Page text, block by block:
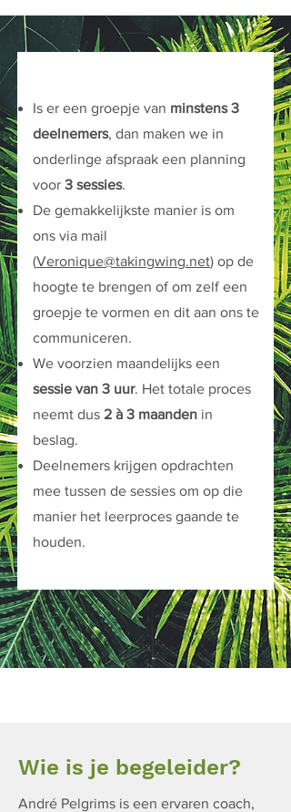
Is er een groepje van minstens 3
deelnemers, dan maken we in
onderlinge afspraak een planning
voor 3 sessies.
De gemakkelijkste manier is om
ons via mail
(Veronique@takingwing.net) op de
hoogte te brengen of om zelf een
groepje te vormen en dit aan ons te
communiceren.
We voorzien maandelijks een
sessie van 3 uur. Het totale proces
neemt dus 2 à 3 maanden in
beslag.
Deelnemers krijgen opdrachten
mee tussen de sessies om op die
manier het leerproces gaande te
houden.
Wie is je begeleider?
André Pelgrims is een ervaren coach,